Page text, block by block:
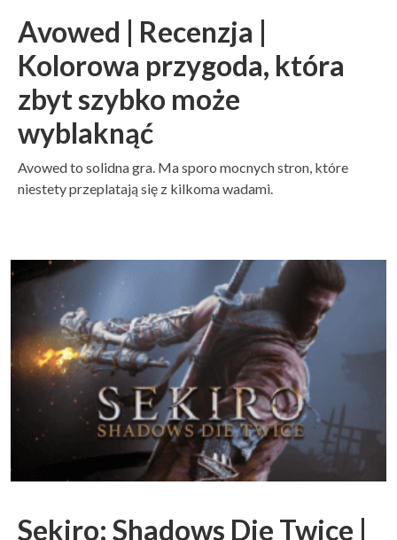
Avowed | Recenzja |
Kolorowa przygoda, która
zbyt szybko może
wyblaknąć
Avowed to solidna gra. Ma sporo mocnych stron, które
niestety przeplatają się z kilkoma wadami.
Sekiro: Shadows Die Twice |